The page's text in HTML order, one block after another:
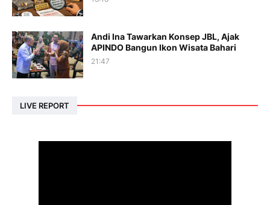
Andi Ina Tawarkan Konsep JBL, Ajak
APINDO Bangun Ikon Wisata Bahari
21:47
LIVE REPORT